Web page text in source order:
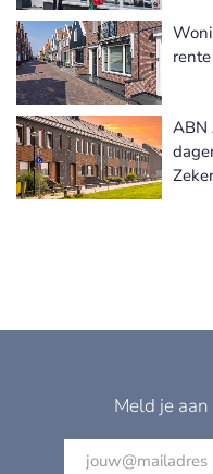
ABN
Meld je